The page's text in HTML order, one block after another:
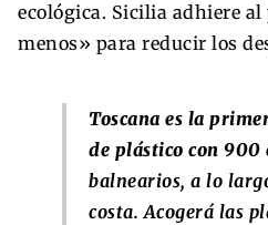
ecológica. Sicilia adhiere
menos» para reducir los
Toscana es la
de plástico con 900
balnearios, a lo
costa. Acogerá las